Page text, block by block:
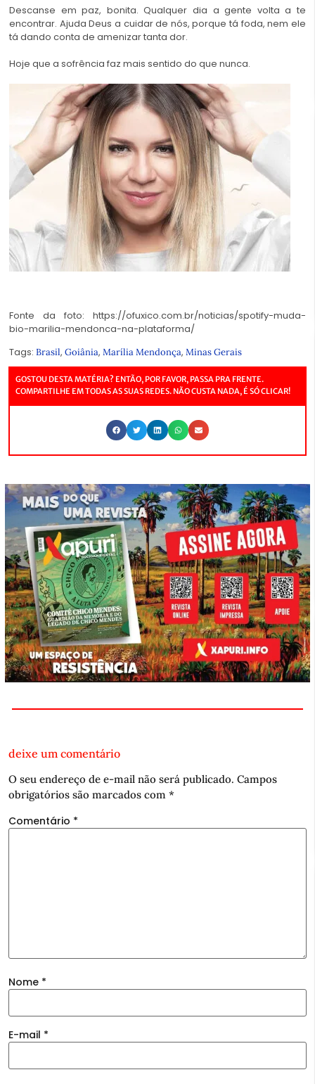
Descanse em paz, bonita. Qualquer dia a gente volta a te
encontrar. Ajuda Deus a cuidar de nós, porque tá foda, nem ele
tá dando conta de amenizar tanta dor.
Hoje que a sofrência faz mais sentido do que nunca.
Fonte da foto: https://ofuxico.com.br/noticias/spotify-muda-
bio-marilia-mendonca-na-plataforma/
Tags: Brasil, Goiânia, Marília Mendonça, Minas Gerais
GOSTOU DESTA MATÉRIA? ENTÃO, POR FAVOR, PASSA PRA FRENTE.
COMPARTILHE EM TODAS AS SUAS REDES. NÃO CUSTA NADA, É SÓ CLICAR!
deixe um comentário
O seu endereço de e-mail não será publicado. Campos
obrigatórios são marcados com *
Comentário *
Nome *
E-mail *